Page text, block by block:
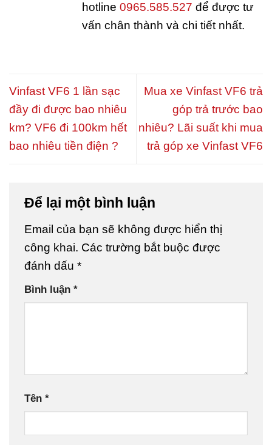
hotline 0965.585.527 để được tư
vấn chân thành và chi tiết nhất.
Vinfast VF6 1 lần sạc
đầy đi được bao nhiêu
km? VF6 đi 100km hết
bao nhiêu tiền điện ?
Mua xe Vinfast VF6 trả
góp trả trước bao
nhiêu? Lãi suất khi mua
trả góp xe Vinfast VF6
Để lại một bình luận
Email của bạn sẽ không được hiển thị
công khai. Các trường bắt buộc được
đánh dấu *
Bình luận *
Tên *